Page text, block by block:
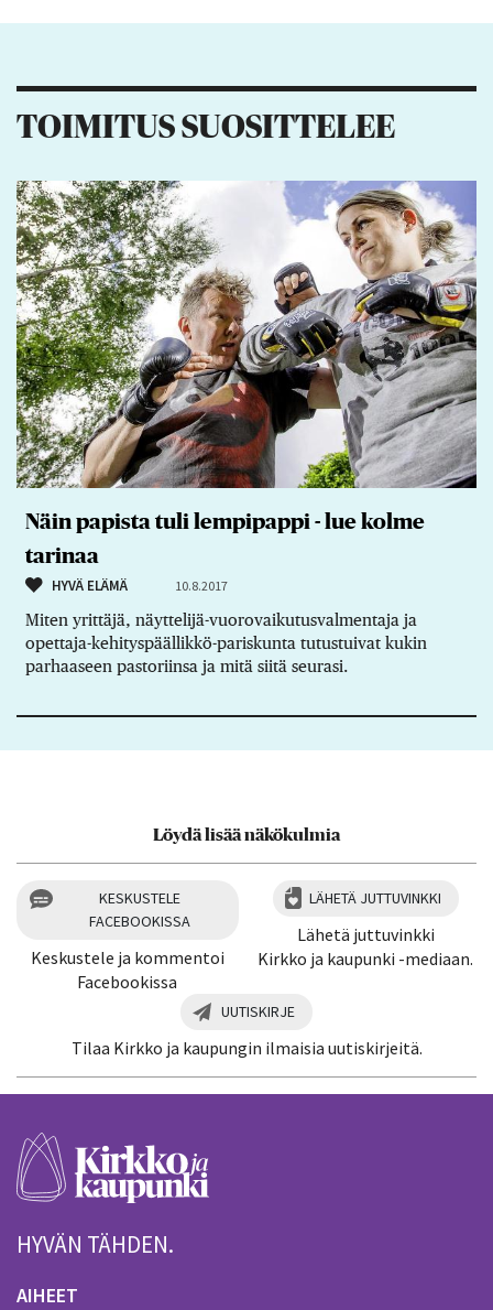
TOIMITUS SUOSITTELEE
Näin papista tuli lempipappi - lue kolme
tarinaa
HYVÄ ELÄMÄ 10.8.2017
Miten yrittäjä, näyttelijä-vuorovaikutusvalmentaja ja
opettaja-kehityspäällikkö-pariskunta tutustuivat kukin
parhaaseen pastoriinsa ja mitä siitä seurasi.
Löydä lisää näkökulmia
KESKUSTELE
FACEBOOKISSA
Keskustele ja kommentoi
Facebookissa
LÄHETÄ JUTTUVINKKI
Lähetä juttuvinkki
Kirkko ja kaupunki -mediaan.
UUTISKIRJE
Tilaa Kirkko ja kaupungin ilmaisia uutiskirjeitä.
HYVÄN TÄHDEN.
AIHEET